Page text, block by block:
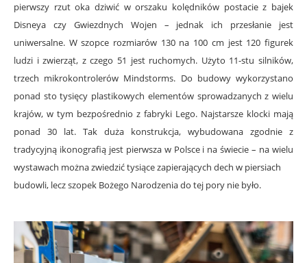
pierwszy rzut oka dziwić w orszaku kolędników postacie z bajek
Disneya czy Gwiezdnych Wojen – jednak ich przesłanie jest
uniwersalne. W szopce rozmiarów 130 na 100 cm jest 120 figurek
ludzi i zwierząt, z czego 51 jest ruchomych. Użyto 11-stu silników,
trzech mikrokontrolerów Mindstorms. Do budowy wykorzystano
ponad sto tysięcy plastikowych elementów sprowadzanych z wielu
krajów, w tym bezpośrednio z fabryki Lego. Najstarsze klocki mają
ponad 30 lat. Tak duża konstrukcja, wybudowana zgodnie z
tradycyjną ikonografią jest pierwsza w Polsce i na świecie – na wielu
wystawach można zwiedzić tysiące zapierających dech w piersiach
budowli, lecz szopek Bożego Narodzenia do tej pory nie było.